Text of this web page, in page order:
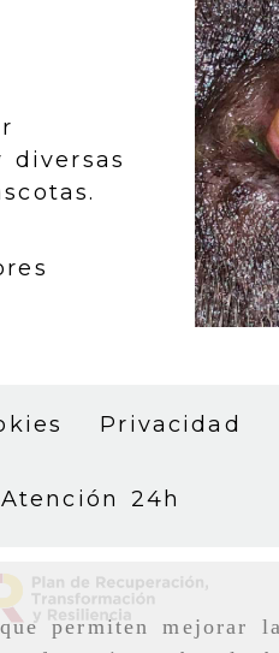
permiten mejorar
diversas
Privacidad
Atención 24h